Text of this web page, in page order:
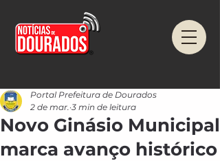
Novo Ginásio Municipal
marca avanço histórico
Portal Prefeitura de Dourados
2 de mar. 3 min de leitura